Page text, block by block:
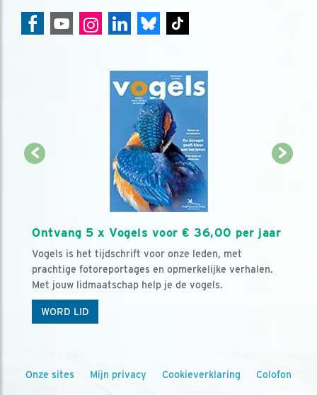
Ontvang 5 x Vogels voor € 36,00 per jaar
Vogels is het tijdschrift voor onze leden, met
prachtige fotoreportages en opmerkelijke verhalen.
Met jouw lidmaatschap help je de vogels.
WORD LID
Onze sites Mijn privacy Cookieverklaring Colofon